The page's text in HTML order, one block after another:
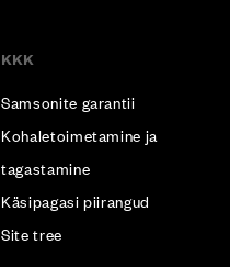
KKK
Samsonite garantii
Kohaletoimetamine ja
tagastamine
Käsipagasi piirangud
Site tree